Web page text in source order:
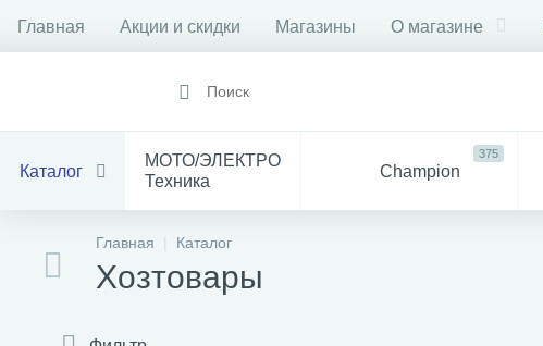
Главная Акции и скидки Магазины О магазине
Каталог
МОТО/ЭЛЕКТРО
Техника
Champion
375
ВсеГлавная Каталог
Хозтовары